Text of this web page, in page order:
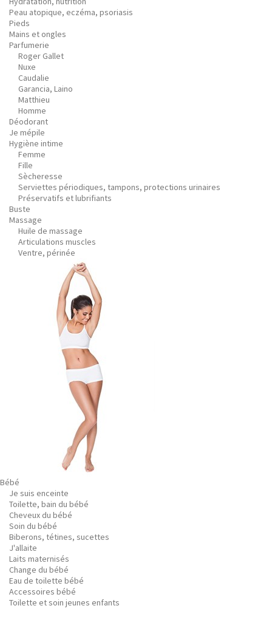
Peau atopique, eczéma, psoriasis
Pieds
Mains et ongles
Parfumerie
Roger Gallet
Nuxe
Caudalie
Garancia, Laino
Matthieu
Homme
Déodorant
Je mépile
Hygiène intime
Femme
Fille
Sècheresse
Serviettes périodiques, tampons, protections urinaires
Préservatifs et lubrifiants
Buste
Massage
Huile de massage
Articulations muscles
Ventre, périnée
Bébé
Je suis enceinte
Toilette, bain du bébé
Cheveux du bébé
Soin du bébé
Biberons, tétines, sucettes
J'allaite
Laits maternisés
Change du bébé
Eau de toilette bébé
Accessoires bébé
Toilette et soin jeunes enfants